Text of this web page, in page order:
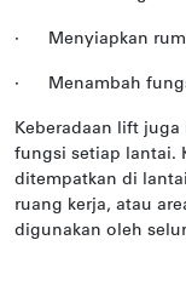
· Menyiapkan
· Menambah
Keberadaan lift juga
fungsi setiap lantai.
ditempatkan di
ruang kerja, atau
digunakan oleh